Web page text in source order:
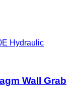
Hydraulic
Wall Grab